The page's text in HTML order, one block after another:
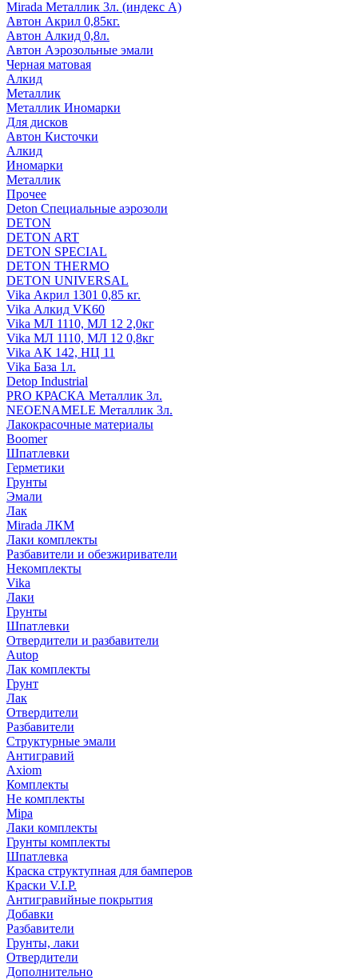
Mirada Металлик 3л. (индекс А)
Автон Акрил 0,85кг.
Автон Алкид 0,8л.
Автон Аэрозольные эмали
Черная матовая
Алкид
Металлик
Металлик Иномарки
Для дисков
Автон Кисточки
Алкид
Иномарки
Металлик
Прочее
Deton Специальные аэрозоли
DETON
DETON ART
DETON SPECIAL
DETON THERMO
DETON UNIVERSAL
Vika Акрил 1301 0,85 кг.
Vika Алкид VK60
Vika МЛ 1110, МЛ 12 2,0кг
Vika МЛ 1110, МЛ 12 0,8кг
Vika АК 142, НЦ 11
Vika База 1л.
Detop Industrial
PRO КРАСКА Металлик 3л.
NEOENAMELE Металлик 3л.
Лакокрасочные материалы
Boomer
Шпатлевки
Герметики
Грунты
Эмали
Лак
Mirada ЛКМ
Лаки комплекты
Разбавители и обезжириватели
Некомплекты
Vika
Лаки
Грунты
Шпатлевки
Отвердители и разбавители
Autop
Лак комплекты
Грунт
Лак
Отвердители
Разбавители
Структурные эмали
Антигравий
Axiom
Комплекты
Не комплекты
Mipa
Лаки комплекты
Грунты комплекты
Шпатлевка
Краска структупная для бамперов
Краски V.I.P.
Антигравийные покрытия
Добавки
Разбавители
Грунты, лаки
Отвердители
Дополнительно